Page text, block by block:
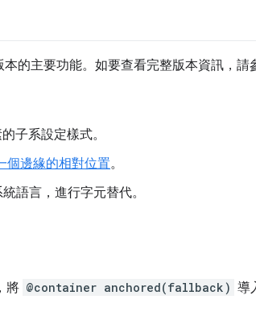
的主要功能。如要查看完整版本資訊，請
子系設定樣式。
個邊緣的相對位置。
語言，進行字元替代。
將 @container anchored(fallback) 導